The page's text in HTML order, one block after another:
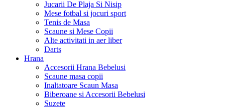
Jucarii De Plaja Si Nisip
Mese fotbal si jocuri sport
Tenis de Masa
Scaune si Mese Copii
Alte activitati in aer liber
Darts
Hrana
Accesorii Hrana Bebelusi
Scaune masa copii
Inaltatoare Scaun Masa
Biberoane si Accesorii Bebelusi
Suzete